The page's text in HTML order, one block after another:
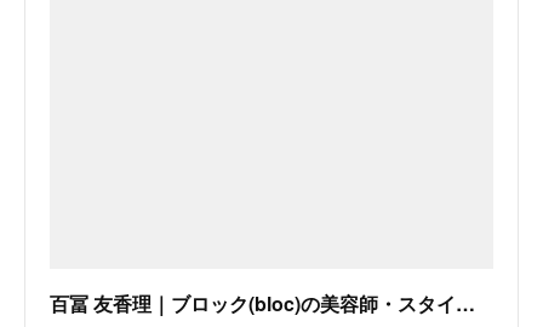
百冨 友香理｜ブロック(bloc)の美容師・スタイリスト｜ホットペッパービューティー